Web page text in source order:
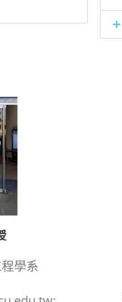
學系